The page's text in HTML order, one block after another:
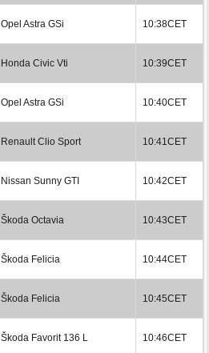
Opel Astra GSi 10:38CET
Honda Civic Vti 10:39CET
Opel Astra GSi 10:40CET
Renault Clio Sport 10:41CET
Nissan Sunny GTI 10:42CET
Škoda Octavia 10:43CET
Škoda Felicia 10:44CET
Škoda Felicia 10:45CET
Škoda Favorit 136 L 10:46CET